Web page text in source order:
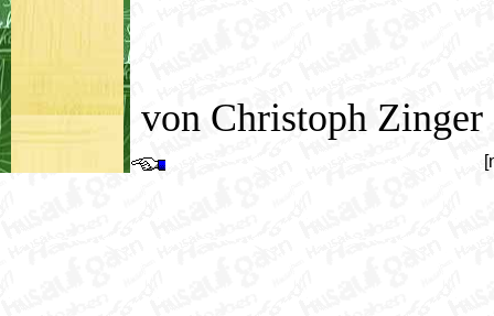
von Christoph Zinger